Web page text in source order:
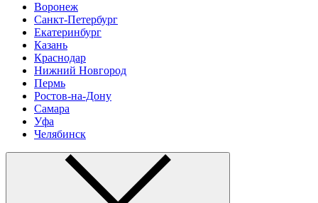
Воронеж
Санкт-Петербург
Екатеринбург
Казань
Краснодар
Нижний Новгород
Пермь
Ростов-на-Дону
Самара
Уфа
Челябинск